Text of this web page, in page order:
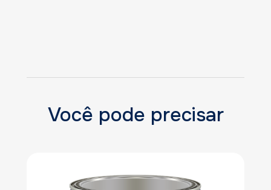
Você pode precisar